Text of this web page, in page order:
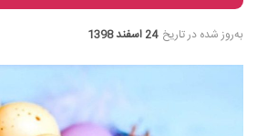
به‌روز شده در تاریخ 24 اسفند 1398